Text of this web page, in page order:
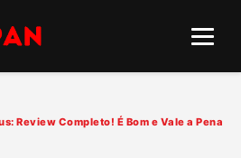
Review Completo! É Bom e Vale a Pena